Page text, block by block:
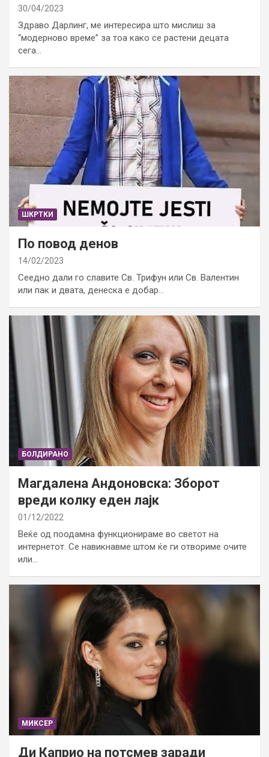
30/04/2023
Здраво Дарлинг, ме интересира што мислиш за
“модерново време” за тоа како се растени децата
сега…
ШКРТКИ
По повод денов
14/02/2023
Сеедно дали го славите Св. Трифун или Св. Валентин
или пак и двата, денеска е добар…
БОЛДИРАНО
Магдалена Андоновска: Зборот
вреди колку еден лајк
01/12/2022
Веќе од поодамна функционираме во светот на
интернетот. Се навикнавме штом ќе ги отвориме очите
или…
МИКСЕР
Ди Каприо на потсмев заради